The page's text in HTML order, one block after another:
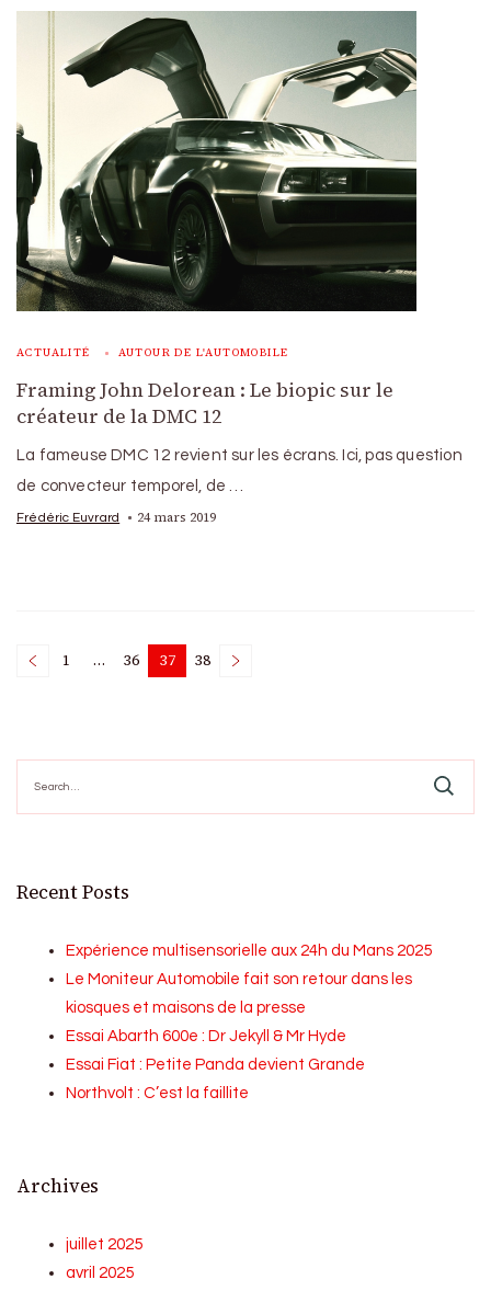
ACTUALITÉ AUTOUR DE L'AUTOMOBILE
Framing John Delorean : Le biopic sur le
créateur de la DMC 12
La fameuse DMC 12 revient sur les écrans. Ici, pas question
de convecteur temporel, de …
Frédéric Euvrard 24 mars 2019
Posts
Page
1 … Page
36 Page
37 Page
38
for:
Recent Posts
Expérience multisensorielle aux 24h du Mans 2025
Le Moniteur Automobile fait son retour dans les
kiosques et maisons de la presse
Essai Abarth 600e : Dr Jekyll & Mr Hyde
Essai Fiat : Petite Panda devient Grande
Northvolt : C’est la faillite
Archives
juillet 2025
avril 2025